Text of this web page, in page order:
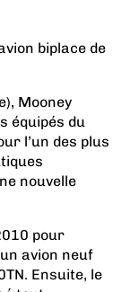
biplace de
Mooney
équipés du
l’un des plus
nouvelle
pour
avion neuf
Ensuite, le